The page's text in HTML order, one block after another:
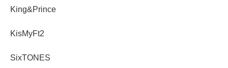
King&Prince
KisMyFt2
SixTONES